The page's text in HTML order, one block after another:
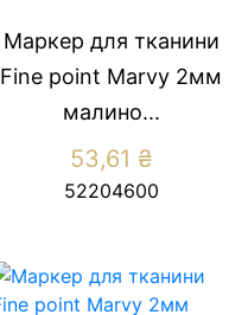
Маркер для тканини
Fine point Marvy 2мм
малино...
53,61 ₴
52204600